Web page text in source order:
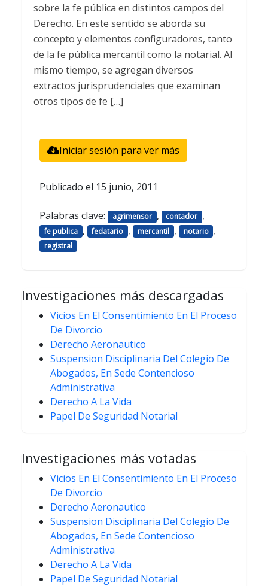
sobre la fe pública en distintos campos del
Derecho. En este sentido se aborda su
concepto y elementos configuradores, tanto
de la fe pública mercantil como la notarial. Al
mismo tiempo, se agregan diversos
extractos jurisprudenciales que examinan
otros tipos de fe […]
Iniciar sesión para ver más
Publicado el 15 junio, 2011
Palabras clave: agrimensor , contador ,
fe publica , fedatario , mercantil , notario ,
registral
Investigaciones más descargadas
Vicios En El Consentimiento En El Proceso
De Divorcio
Derecho Aeronautico
Suspension Disciplinaria Del Colegio De
Abogados, En Sede Contencioso
Administrativa
Derecho A La Vida
Papel De Seguridad Notarial
Investigaciones más votadas
Vicios En El Consentimiento En El Proceso
De Divorcio
Derecho Aeronautico
Suspension Disciplinaria Del Colegio De
Abogados, En Sede Contencioso
Administrativa
Derecho A La Vida
Papel De Seguridad Notarial